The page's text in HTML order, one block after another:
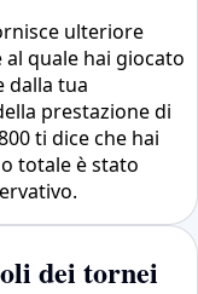
ulteriore
quale hai giocato
dalla tua
prestazione di
ti dice che hai
totale è stato
dei tornei